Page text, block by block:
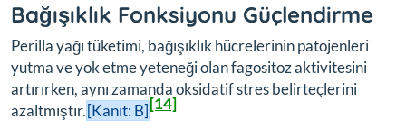
Bağışıklık Fonksiyonu Güçlendirme
Perilla yağı tüketimi, bağışıklık hücrelerinin patojenleri
yutma ve yok etme yeteneği olan fagositoz aktivitesini
artırırken, aynı zamanda oksidatif stres belirteçlerini
azaltmıştır.[Kanıt: B][14]